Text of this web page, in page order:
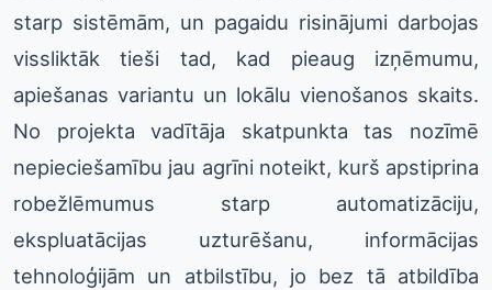
starp sistēmām, un pagaidu risinājumi darbojas
vissliktāk tieši tad, kad pieaug izņēmumu,
apiešanas variantu un lokālu vienošanos skaits.
No projekta vadītāja skatpunkta tas nozīmē
nepieciešamību jau agrīni noteikt, kurš apstiprina
robežlēmumus starp automatizāciju,
ekspluatācijas uzturēšanu, informācijas
tehnoloģijām un atbilstību, jo bez tā atbildība